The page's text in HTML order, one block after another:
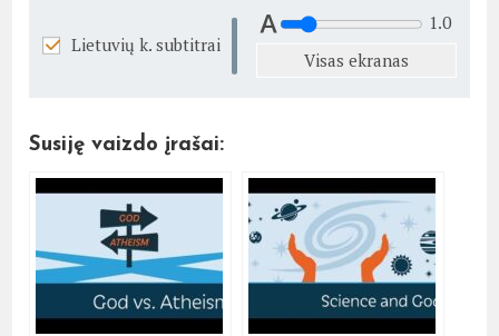
Lietuvių k. subtitrai
1.0
Visas ekranas
Susiję vaizdo įrašai: